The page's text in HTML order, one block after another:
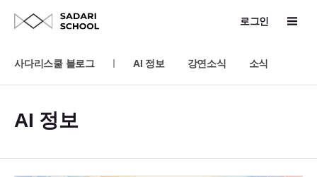
로그인
사다리스쿨 블로그 AI 정보 강연소식 소식
AI 정보